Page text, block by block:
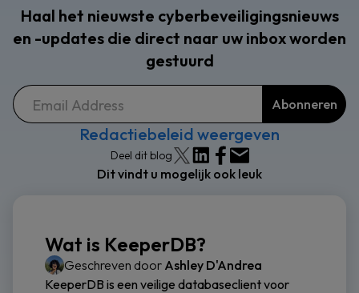
Haal het nieuwste cyberbeveiligingsnieuws
en -updates die direct naar uw inbox worden
gestuurd
Redactiebeleid weergeven
Deel dit blog
Dit vindt u mogelijk ook leuk
Wat is KeeperDB?
Geschreven door Ashley D'Andrea
KeeperDB is een veilige databaseclient voor